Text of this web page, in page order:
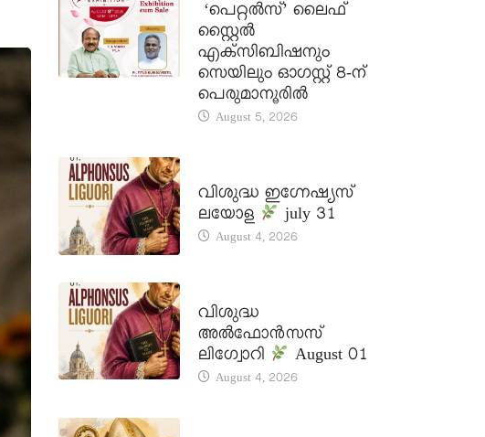
‘പെറ്റൽസ്’ ലൈഫ്
സ്റ്റൈൽ
എക്സിബിഷനും
സെയിലും ഓഗസ്റ്റ് 8-ന്
പെരുമാനൂരിൽ
August 5, 2026
വിശുദ്ധ ഇഗ്നേഷ്യസ്
ലയോള
july 31
August 4, 2026
വിശുദ്ധ
അൽഫോൻസസ്
ലിഗ്വോറി
August 01
August 4, 2026